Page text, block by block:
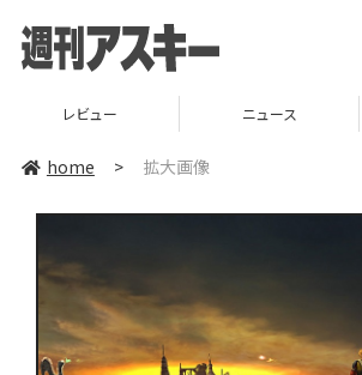
レビュー ニュース
home > 拡大画像